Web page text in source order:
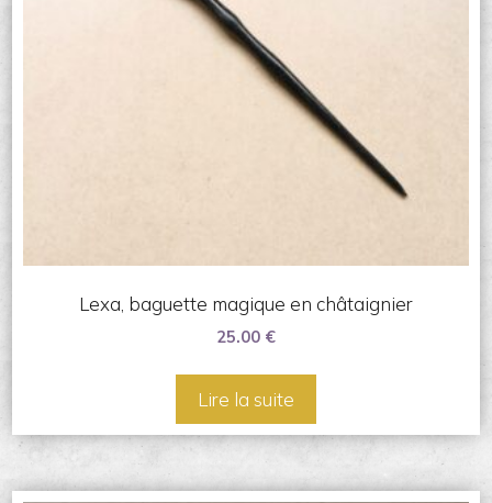
Lexa, baguette magique en châtaignier
25.00 €
Lire la suite